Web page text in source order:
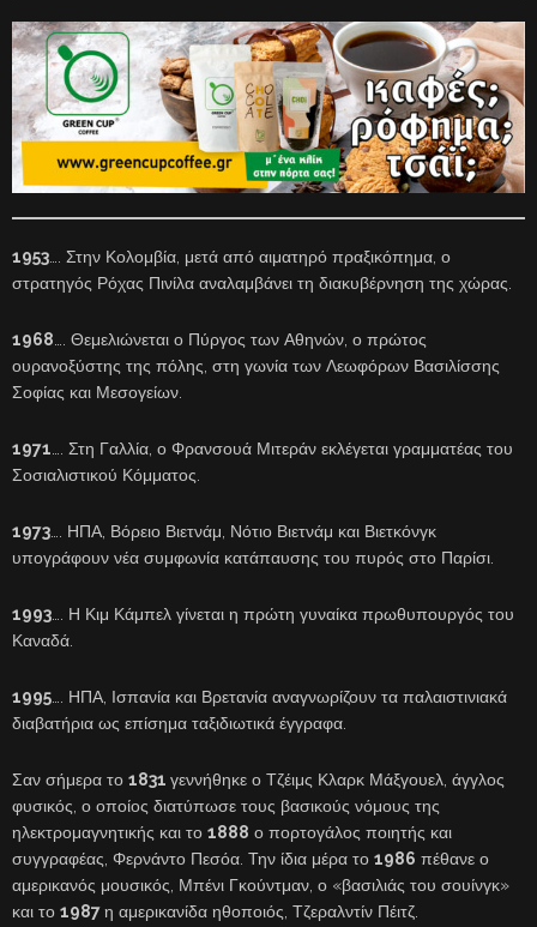
1953 …. Στην Κολομβία, μετά από αιματηρό πραξικόπημα, ο
στρατηγός Ρόχας Πινίλα αναλαμβάνει τη διακυβέρνηση της χώρας.
1968 …. Θεμελιώνεται ο Πύργος των Αθηνών, ο πρώτος
ουρανοξύστης της πόλης, στη γωνία των Λεωφόρων Βασιλίσσης
Σοφίας και Μεσογείων.
1971 …. Στη Γαλλία, ο Φρανσουά Μιτεράν εκλέγεται γραμματέας του
Σοσιαλιστικού Κόμματος.
1973 …. ΗΠΑ, Βόρειο Βιετνάμ, Νότιο Βιετνάμ και Βιετκόνγκ
υπογράφουν νέα συμφωνία κατάπαυσης του πυρός στο Παρίσι.
1993 …. Η Κιμ Κάμπελ γίνεται η πρώτη γυναίκα πρωθυπουργός του
Καναδά.
1995 …. ΗΠΑ, Ισπανία και Βρετανία αναγνωρίζουν τα παλαιστινιακά
διαβατήρια ως επίσημα ταξιδιωτικά έγγραφα.
Σαν σήμερα το 1831 γεννήθηκε ο Τζέιμς Κλαρκ Μάξγουελ, άγγλος
φυσικός, ο οποίος διατύπωσε τους βασικούς νόμους της
ηλεκτρομαγνητικής και το 1888 ο πορτογάλος ποιητής και
συγγραφέας, Φερνάντο Πεσόα. Την ίδια μέρα το 1986 πέθανε ο
αμερικανός μουσικός, Μπένι Γκούντμαν, ο «βασιλιάς του σουίνγκ»
και το 1987η αμερικανίδα ηθοποιός, Τζεραλντίν Πέιτζ.